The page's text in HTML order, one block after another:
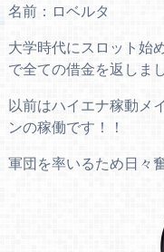
名前：ロベルタ
大学時代にスロット始
で全ての借金を返しまし
以前はハイエナ稼動メ
ンの稼働です！！
軍団を率いるため日々